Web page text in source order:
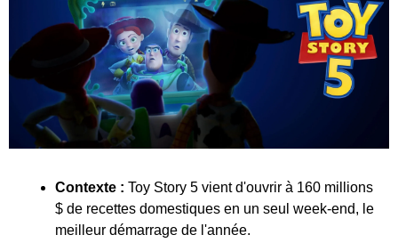
Contexte : Toy Story 5 vient d'ouvrir à 160 millions
$ de recettes domestiques en un seul week-end, le
meilleur démarrage de l'année.